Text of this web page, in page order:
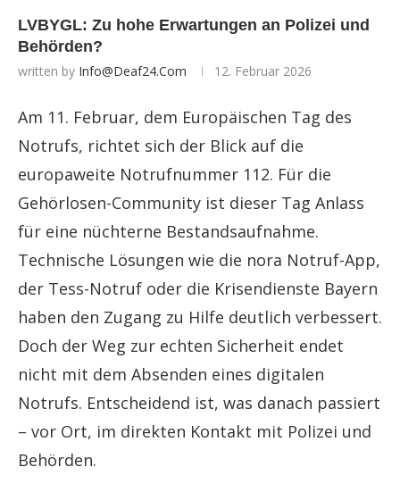
LVBYGL: Zu hohe Erwartungen an Polizei und
Behörden?
written by Info@deaf24.com 12. Februar 2026
Am 11. Februar, dem Europäischen Tag des
Notrufs, richtet sich der Blick auf die
europaweite Notrufnummer 112. Für die
Gehörlosen-Community ist dieser Tag Anlass
für eine nüchterne Bestandsaufnahme.
Technische Lösungen wie die nora Notruf-App,
der Tess-Notruf oder die Krisendienste Bayern
haben den Zugang zu Hilfe deutlich verbessert.
Doch der Weg zur echten Sicherheit endet
nicht mit dem Absenden eines digitalen
Notrufs. Entscheidend ist, was danach passiert
– vor Ort, im direkten Kontakt mit Polizei und
Behörden.